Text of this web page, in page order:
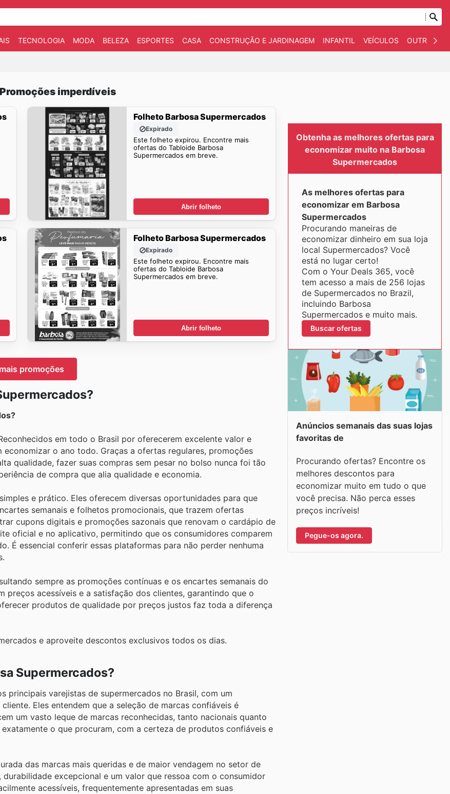
TECNOLOGIA MODA BELEZA ESPORTES CASA CONSTRUÇÃO E JARDINAGEM INFANTIL VEÍCULOS OUTROS
imperdíveis
Folheto Barbosa Supermercados
Expirado
Este folheto expirou. Encontre mais
ofertas do Tabloide Barbosa
Supermercados em breve.
Abrir folheto
Folheto Barbosa Supermercados
Expirado
Este folheto expirou. Encontre mais
ofertas do Tabloide Barbosa
Supermercados em breve.
Abrir folheto
promoções
em todo o Brasil por oferecerem excelente valor e
o ano todo. Graças a ofertas regulares, promoções
qualidade, fazer suas compras sem pesar no bolso nunca foi tão
de compra que alia qualidade e economia.
e prático. Eles oferecem diversas oportunidades para que
semanais e folhetos promocionais, que trazem ofertas
cupons digitais e promoções sazonais que renovam o cardápio de
oficial e no aplicativo, permitindo que os consumidores comparem
É essencial conferir essas plataformas para não perder nenhuma
sempre as promoções contínuas e os encartes semanais do
preços acessíveis e a satisfação dos clientes, garantindo que o
produtos de qualidade por preços justos faz toda a diferença
e aproveite descontos exclusivos todos os dias.
Supermercados?
principais varejistas de supermercados no Brasil, com um
Eles entendem que a seleção de marcas confiáveis é
um vasto leque de marcas reconhecidas, tanto nacionais quanto
o que procuram, com a certeza de produtos confiáveis e
das marcas mais queridas e de maior vendagem no setor de
excepcional e um valor que ressoa com o consumidor
acessíveis, frequentemente apresentadas em suas
Obtenha as melhores ofertas para
economizar muito na Barbosa
Supermercados
As melhores ofertas para
economizar em Barbosa
Supermercados
Procurando maneiras de
economizar dinheiro em sua loja
local Supermercados? Você
está no lugar certo!
Com o Your Deals 365, você
tem acesso a mais de 256 lojas
de Supermercados no Brazil,
incluindo Barbosa
Supermercados e muito mais.
Buscar ofertas
Anúncios semanais das suas lojas
favoritas de
Procurando ofertas? Encontre os
melhores descontos para
economizar muito em tudo o que
você precisa. Não perca esses
preços incríveis!
Pegue-os agora.